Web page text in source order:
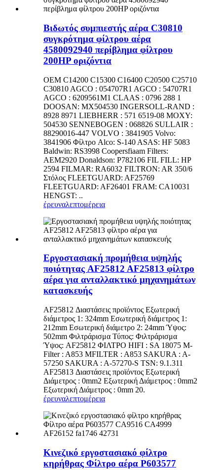
Βιδωτός συμπιεστής αέρα C30810
συγκρότημα φίλτρου αέρα
4580092940 περίβλημα φίλτρου
200HP οριζόντια
OEM C14200 C15300 C16400 C20500 C25710
C30810 AGCO : 054707R1 AGCO : 54707R1
AGCO : 6209561M1 CLAAS : 0796 288 1
DOOSAN: MX504530 INGERSOLL-RAND :
8928 8971 LIEBHERR : 571 6519-08 MOXY:
504530 SENNEBOGEN : 068826 SULLAIR :
88290016-447 VOLVO : 3841905 Volvo:
3841906 Φίλτρο Alco: S-140 ASAS: HF 5083
Baldwin: RS3998 Coopersfiaam Filters:
AEM2920 Donaldson: P782106 FIL FILL: HP
2594 FILMAR: RA6032 FILTRON: AR 350/6
Στόλος FLEETGUARD: AF25769
FLEETGUARD: AF26401 FRAM: CA10031
HENGST: ..
έρευναλεπτομέρεια
Εργοστασιακή προμήθεια υψηλής
ποιότητας AF25812 AF25813 φίλτρο
αέρα για ανταλλακτικό μηχανημάτων
κατασκευής
AF25812 Διαστάσεις προϊόντος Εξωτερική
διάμετρος 1: 324mm Εσωτερική διάμετρος 1:
212mm Εσωτερική διάμετρο 2: 24mm Ύψος:
502mm Φιλτράρισμα Τύπος: Φιλτράρισμα
Ύψος: AF25812 ΦΙΛΤΡΟ HIFI : SA 18075 M-
Filter : A853 MFILTER : A853 SAKURA : A-
57250 SAKURA : A-57270-S TSN: 9.1.311
AF25813 Διαστάσεις προϊόντος Εξωτερική
Διάμετρος : 0mm2 Εξωτερική Διάμετρος : 0mm2
Εξωτερική Διάμετρος : 0mm 20.
έρευναλεπτομέρεια
Κινεζικό εργοστασιακό φίλτρο
κηρήθρας Φίλτρο αέρα P603577